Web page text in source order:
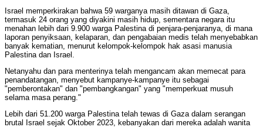
Israel memperkirakan bahwa 59 warganya masih ditawan di Gaza,
termasuk 24 orang yang diyakini masih hidup, sementara negara itu
menahan lebih dari 9.900 warga Palestina di penjara-penjaranya, di mana
laporan penyiksaan, kelaparan, dan pengabaian medis telah menyebabkan
banyak kematian, menurut kelompok-kelompok hak asasi manusia
Palestina dan Israel.
Netanyahu dan para menterinya telah mengancam akan memecat para
penandatangan, menyebut kampanye-kampanye itu sebagai
"pemberontakan" dan "pembangkangan" yang "memperkuat musuh
selama masa perang."
Lebih dari 51.200 warga Palestina telah tewas di Gaza dalam serangan
brutal Israel sejak Oktober 2023, kebanyakan dari mereka adalah wanita